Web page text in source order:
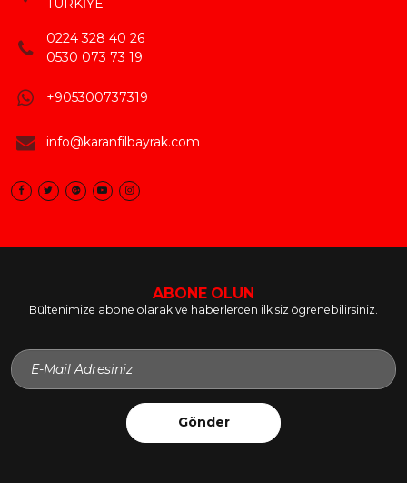
TÜRKİYE
0224 328 40 26
0530 073 73 19
+905300737319
info@karanfilbayrak.com
ABONE OLUN
Bültenimize abone olarak ve haberlerden ilk siz ögrenebilirsiniz.
Gönder